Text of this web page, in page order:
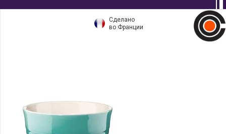
Сделано
во Франции